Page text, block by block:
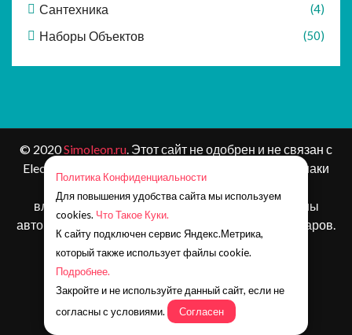
Сантехника (4)
Наборы Объектов (50)
© 2020Simoleon.ru. Этот сайт не одобрен и не связан с
Electronic Arts или ее лицензиарами. Товарные знаки
являются собственностью соответствующих
владельцев. Контент и материалы игр защищены
авторским правом Electronic Arts Inc. и ее лицензиаров.
Все права защищены.
Наша почта:
simoleonru@yandex.ru
Группа ВК:
https://vk.com/simoleonru
Канал на Дзен:https://zen.yandex.ru/simoleon
Политика Конфиденциальности
Для повышения удобства сайта мы используем
cookies. Что Такое Куки.
К сайту подключен сервис Яндекс.Метрика,
который также использует файлы cookie.
Подробнее.
Закройте и не используйте данный сайт, если не
согласны с условиями.
Согласен